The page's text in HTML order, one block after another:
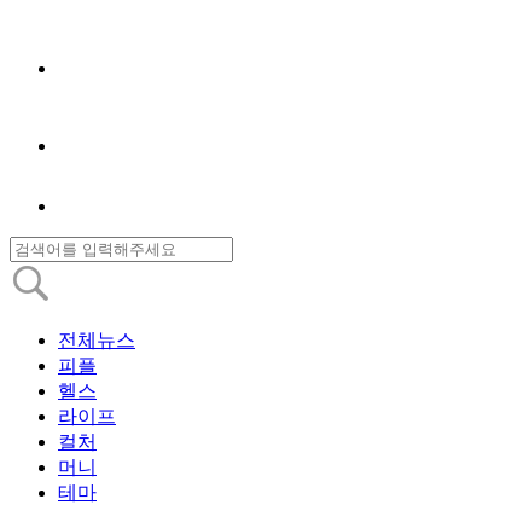
전체뉴스
피플
헬스
라이프
컬처
머니
테마